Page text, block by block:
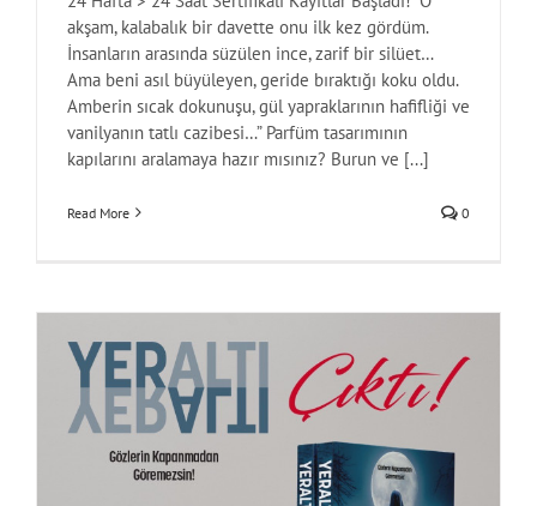
akşam, kalabalık bir davette onu ilk kez gördüm.
İnsanların arasında süzülen ince, zarif bir silüet…
Ama beni asıl büyüleyen, geride bıraktığı koku oldu.
Amberin sıcak dokunuşu, gül yapraklarının hafifliği ve
vanilyanın tatlı cazibesi…” Parfüm tasarımının
kapılarını aralamaya hazır mısınız? Burun ve [...]
Read More 0